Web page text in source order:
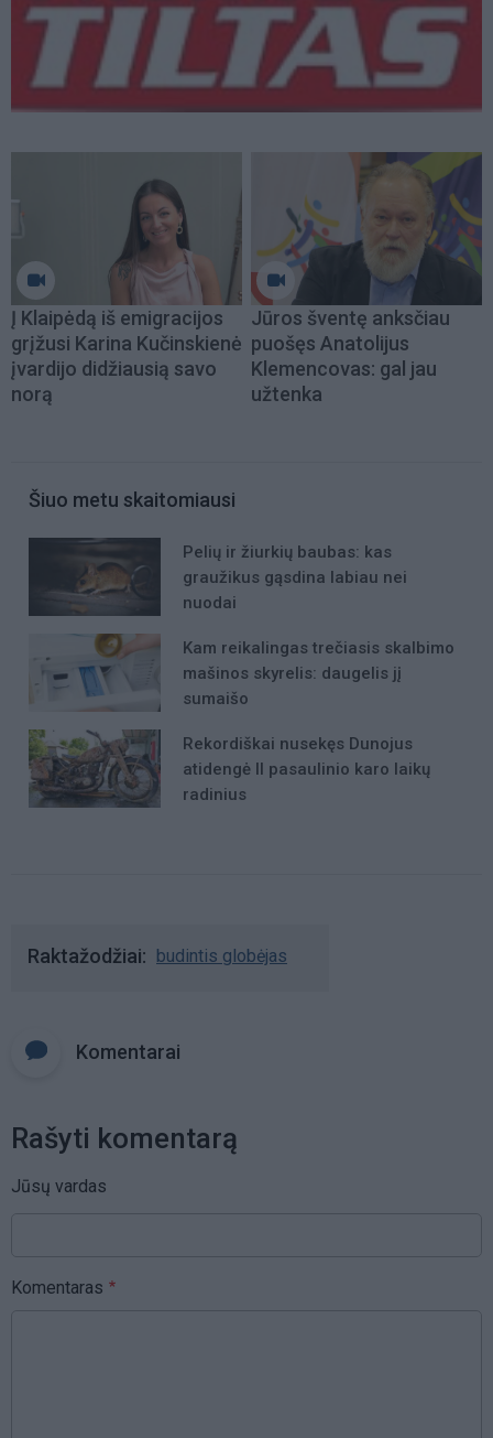
Į Klaipėdą iš emigracijos
grįžusi Karina Kučinskienė
įvardijo didžiausią savo
norą
Jūros šventę anksčiau
puošęs Anatolijus
Klemencovas: gal jau
užtenka
Šiuo metu skaitomiausi
Pelių ir žiurkių baubas: kas
graužikus gąsdina labiau nei
nuodai
Kam reikalingas trečiasis skalbimo
mašinos skyrelis: daugelis jį
sumaišo
Rekordiškai nusekęs Dunojus
atidengė II pasaulinio karo laikų
radinius
Raktažodžiai budintis globėjas
Komentarai
Rašyti komentarą
Jūsų vardas
Komentaras